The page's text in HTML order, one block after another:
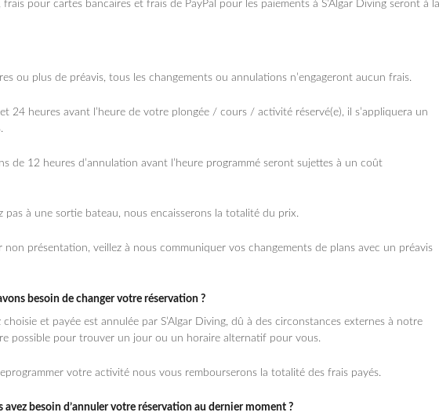
frais pour cartes bancaires et frais de PayPal pour les paiements à S’Algar Diving seront à la
ou plus de préavis, tous les changements ou annulations n’engageront aucun frais.
24 heures avant l’heure de votre plongée / cours / activité réservé(e), il s’appliquera un
de 12 heures d’annulation avant l’heure programmé seront sujettes à un coût
pas à une sortie bateau, nous encaisserons la totalité du prix.
non présentation, veillez à nous communiquer vos changements de plans avec un préavis
besoin de changer votre réservation ?
choisie et payée est annulée par S’Algar Diving, dû à des circonstances externes à notre
possible pour trouver un jour ou un horaire alternatif pour vous.
votre activité nous vous rembourserons la totalité des frais payés.
avez besoin d’annuler votre réservation au dernier moment ?